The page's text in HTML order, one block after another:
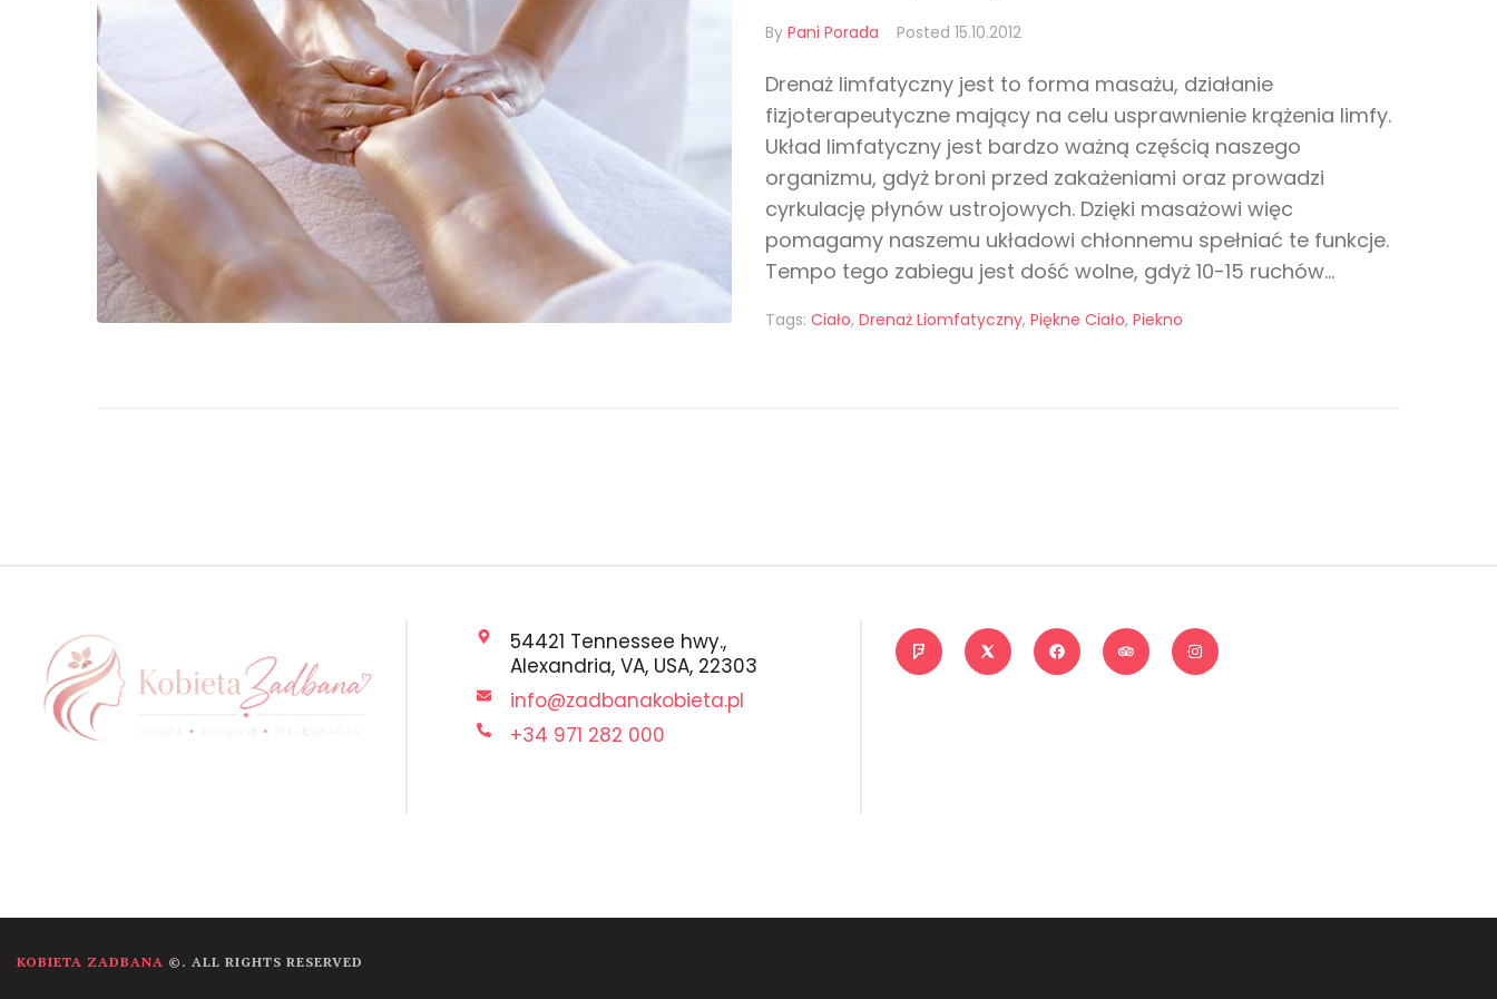
By Pani Porada Posted 15.10.2012
Drenaż limfatyczny jest to forma masażu, działanie
fizjoterapeutyczne mający na celu usprawnienie krążenia limfy.
Układ limfatyczny jest bardzo ważną częścią naszego
organizmu, gdyż broni przed zakażeniami oraz prowadzi
cyrkulację płynów ustrojowych. Dzięki masażowi więc
pomagamy naszemu układowi chłonnemu spełniać te funkcje.
Tempo tego zabiegu jest dość wolne, gdyż 10-15 ruchów...
Tags: Ciało, Drenaż Liomfatyczny, Piękne Ciało, Piekno
54421 Tennessee hwy.,
Alexandria, VA, USA, 22303
info@zadbanakobieta.pl
+34 971 282 000
KOBIETA ZADBANA ©. ALL RIGHTS RESERVED